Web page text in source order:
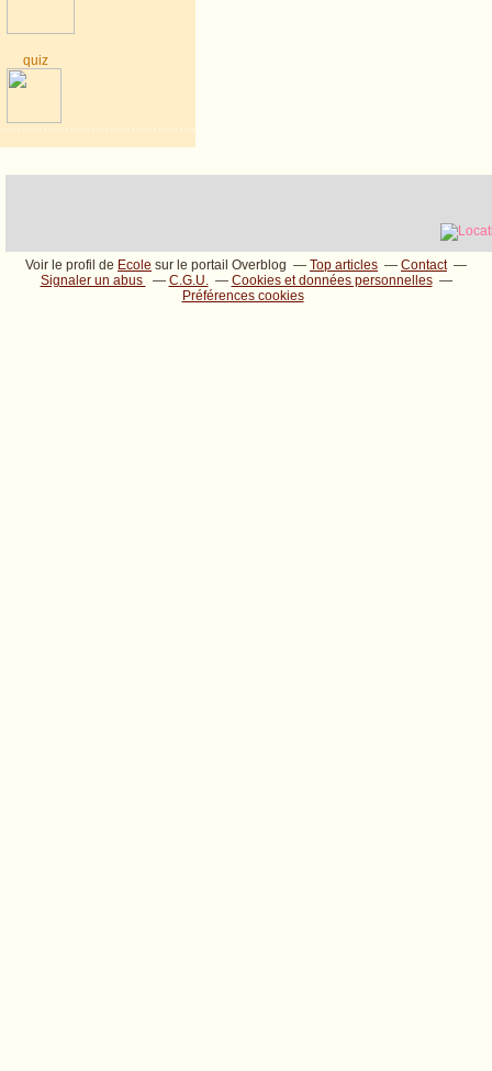
quiz
Voir le profil de Ecole sur le portail Overblog Top articles
Contact
Signaler un abus
C.G.U.
Cookies et données personnelles
Préférences cookies